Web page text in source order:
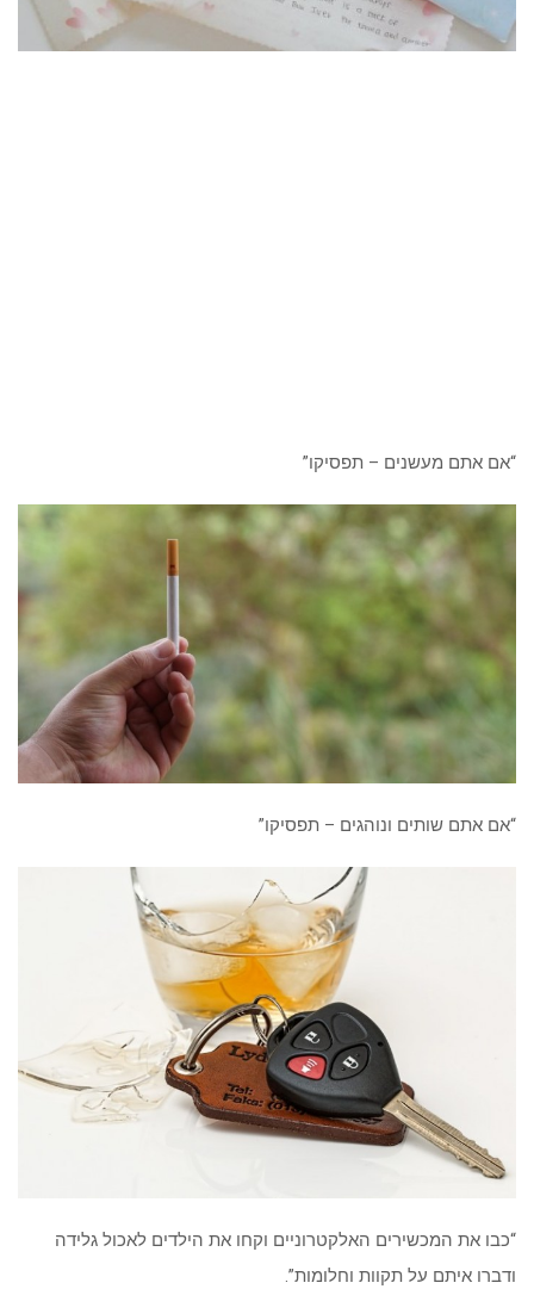
“אם אתם מעשנים – תפסיקו”
“אם אתם שותים ונוהגים – תפסיקו”
“כבו את המכשירים האלקטרוניים וקחו את הילדים לאכול גלידה
ודברו איתם על תקוות וחלומות”.